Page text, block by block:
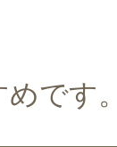
です。